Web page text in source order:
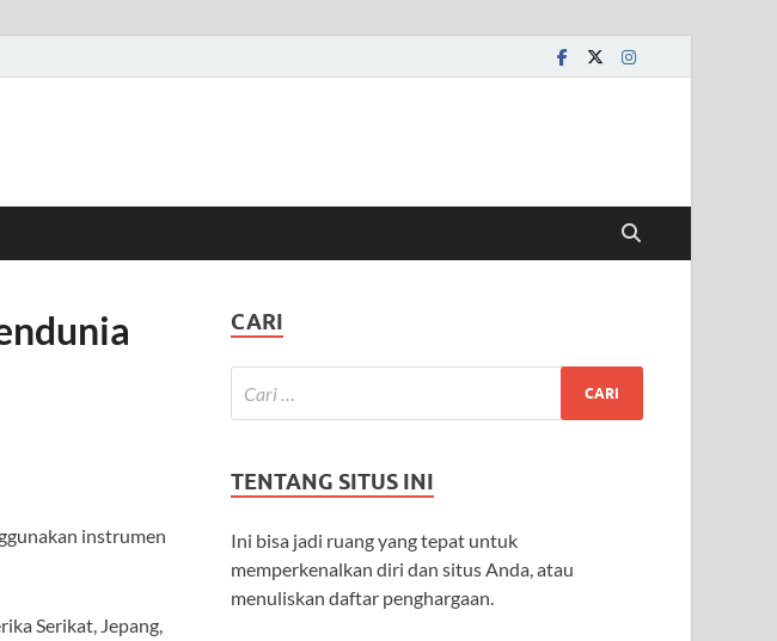
instrumen
Serikat, Jepang,
CARI
TENTANG SITUS INI
Ini bisa jadi ruang yang tepat untuk
memperkenalkan diri dan situs Anda, atau
menuliskan daftar penghargaan.